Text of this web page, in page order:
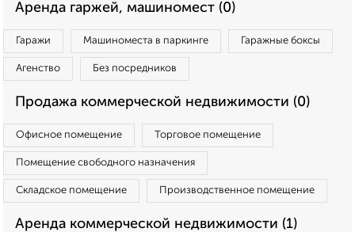
Аренда гаржей, машиномест (0)
Гаражи Машиноместа в паркинге Гаражные боксы
Агенство Без посредников
Продажа коммерческой недвижимости (0)
Офисное помещение Торговое помещение
Помещение свободного назначения
Складское помещение Производственное помещение
Аренда коммерческой недвижимости (1)